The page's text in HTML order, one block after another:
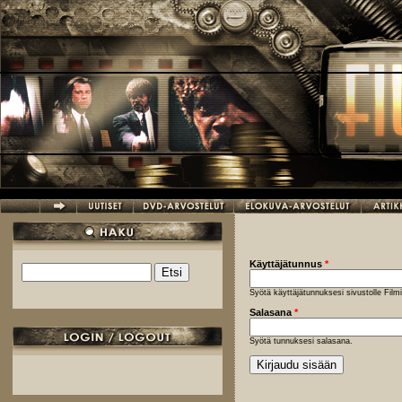
Hyppää pääsisältöön
Hakulomake
Käyttäjätunnus *
Syötä käyttäjätunnuksesi sivustolle
Salasana *
Syötä tunnuksesi salasana.